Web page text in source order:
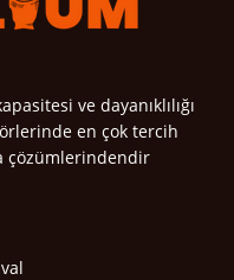
ve dayanıklılığı
en çok tercih
çözümlerindendir